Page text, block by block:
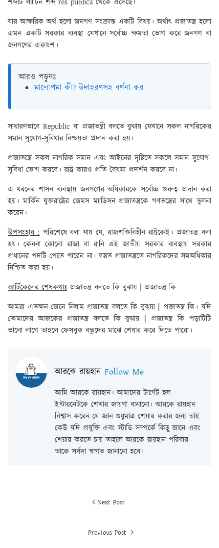
শব্দটি ল্যাটিন শব্দ res publica থেকে এসেছে।
যার আক্ষরিক অর্থ হলো জনগণ সংক্রান্ত একটি বিষয়। অর্থাৎ প্রজাতন্ত্র হলো
এমন একটি সরকার ব্যবস্থা যেখানে সর্বোচ্চ ক্ষমতা ভোগ করে জনগণ বা
জনগণের একাংশ।
আরও পড়ুনঃ
মালোপমা কী? উদাহরণসহ বর্ণনা কর
সাধারণভাবে Republic বা প্রজাতন্ত্রী বলতে বুঝায় যেখানে সকল নাগরিকের
সমান সুযোগ-সুবিধার নিশ্চয়তা প্রদান করা হয়।
প্রজাতন্ত্রে সকল নাগরিক সমান এবং আইনের দৃষ্টিতে সকলে সমান সুযোগ-
সুবিধা ভোগ করবে। রাষ্ট্র কারও প্রতি বৈষম্য প্রদর্শন করবে না।
এ ধরনের শাসন ব্যবস্থায় জনগণের অধিকারকে সর্বোচ্চ গুরুত্ব প্রদান করা
হয়। মার্কিন যুক্তরাষ্ট্রের জেমস ম্যাডিসন প্রজাতন্ত্রকে গণতন্ত্রের সাথে তুলনা
করেন।
উপসংহার :পরিশেষে বলা যায় যে, রাজশক্তিবিহীন রাষ্ট্রকেই। প্রজাতন্ত্র বলা
হয়। কেননা কোনো রাজা বা রানি এই জাতীয় সরকার ব্যবস্থায় সরকার
প্রধানের পদটি পেতে পারেন না। বস্তুত প্রজাতন্ত্রতে নাগরিকদের সমঅধিকার
নিশ্চিত করা হয়।
আর্টিকেলের শেষকথাঃ প্রজাতন্ত্র বলতে কি বুঝায় | প্রজাতন্ত্র কি
আমরা এতক্ষন জেনে নিলাম প্রজাতন্ত্র বলতে কি বুঝায় | প্রজাতন্ত্র কি। যদি
তোমাদের আজকের প্রজাতন্ত্র বলতে কি বুঝায় | প্রজাতন্ত্র কি পড়াটিটি
ভালো লাগে তাহলে ফেসবুক বন্ধুদের মাঝে শেয়ার করে দিতে পারো।
আরকে রায়হান Follow Me
আমি আরকে রায়হান। আমাদের টার্গেট হল
ইন্টারনেটকে শেখার জায়গা বানানো। আরকে রায়হান
বিশ্বাস করেন যে জ্ঞান শুধুমাত্র শেয়ার করার জন্য তাই
কেউ যদি প্রযুক্তি এবং স্টাডি সম্পর্কে কিছু জানে এবং
শেয়ার করতে চায় তাহলে আরকে রায়হান পরিবার
তাকে সর্বদা স্বাগত জানানো হবে।
Next Post
Previous Post